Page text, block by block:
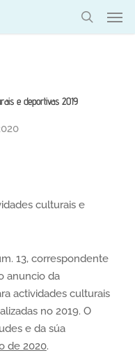
e deportivas 2019
culturais e
13, correspondente
anuncio da
actividades culturais
no 2019. O
e da súa
de 2020.